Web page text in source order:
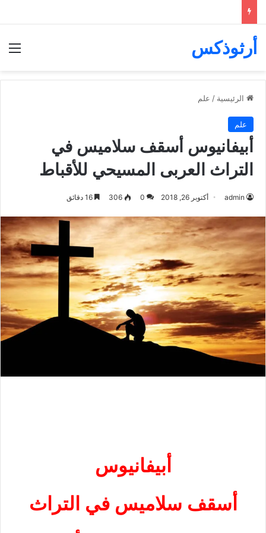
أرثوذكس
الرئيسية / علم
علم
أبيفانيوس أسقف سلاميس في
التراث العربى المسيحي للأقباط
admin أكتوبر 26, 2018 0
306
أبيفانيوس
أسقف سلاميس في التراث